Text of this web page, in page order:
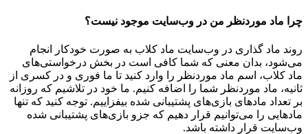
چرا ماد موردنظر من در وب‌سایت موجود نیست؟
روند ماد گذاری در وب‌سایت ماد کلاب به صورت خودکار انجام
می‌شود، بدان معنی که شما کافی است در بخش درخواستی‌های
ماد کلاب، اسم ماد موردنظر را وارد کنید تا ما فوری و در کسری از
ثانیه، ماد موردنظر شما را اضافه کنیم. ما خود در تلاشیم که روزانه
بر تعداد مادهای بازی‌های پشتیبانی شده بیفزاییم. توجه کنید که تنها
مادهایی را می‌توانیم قرار دهیم که جزو بازی‌های پشتیبانی شده
وب‌سایت قرار داشته باشد.